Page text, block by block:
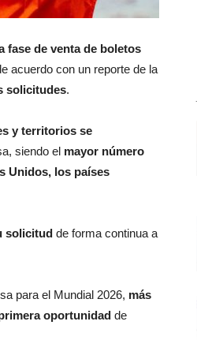
fase de venta de boletos
acuerdo con un reporte de la
solicitudes.
y territorios se
siendo el mayor número
Unidos, los países
solicitud de forma continua a
para el Mundial 2026, más
oportunidad de